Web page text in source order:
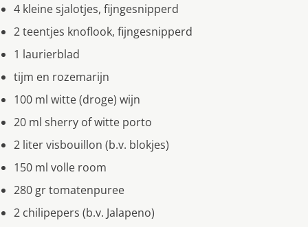
4 kleine sjalotjes, fijngesnipperd
2 teentjes knoflook, fijngesnipperd
1 laurierblad
tijm en rozemarijn
100 ml witte (droge) wijn
20 ml sherry of witte porto
2 liter visbouillon (b.v. blokjes)
150 ml volle room
280 gr tomatenpuree
2 chilipepers (b.v. Jalapeno)